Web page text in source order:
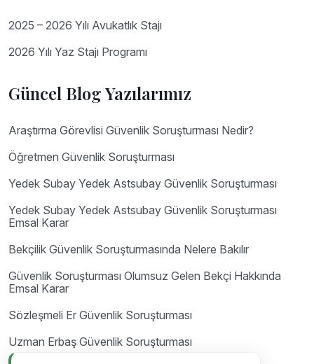
2025 – 2026 Yılı Avukatlık Stajı
2026 Yılı Yaz Stajı Programı
Güncel Blog Yazılarımız
Araştırma Görevlisi Güvenlik Soruşturması Nedir?
Öğretmen Güvenlik Soruşturması
Yedek Subay Yedek Astsubay Güvenlik Soruşturması
Yedek Subay Yedek Astsubay Güvenlik Soruşturması
Emsal Karar
Bekçilik Güvenlik Soruşturmasında Nelere Bakılır
Güvenlik Soruşturması Olumsuz Gelen Bekçi Hakkında
Emsal Karar
Sözleşmeli Er Güvenlik Soruşturması
Uzman Erbaş Güvenlik Soruşturması